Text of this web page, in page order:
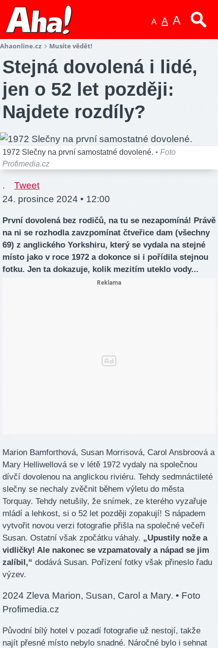
A A A
Ahaonline.cz Musíte vědět!
Stejná dovolená i lidé,
jen o 52 let později:
Najdete rozdíly?
1972 Slečny na první samostatné dovolené. • Foto
Profimedia.cz
.
Tweet
24. prosince 2024 • 12:00
První dovolená bez rodičů, na tu se nezapomíná! Právě
na ni se rozhodla zavzpomínat čtveřice dam (všechny
69) z anglického Yorkshiru, který se vydala na stejné
místo jako v roce 1972 a dokonce si i pořídila stejnou
fotku. Jen ta dokazuje, kolik mezitím uteklo vody...
Marion Bamforthová, Susan Morrisová, Carol Ansbroová a
Mary Helliwellová se v létě 1972 vydaly na společnou
dívčí dovolenou na anglickou riviéru. Tehdy sedmnáctileté
slečny se nechaly zvěčnit během výletu do města
Torquay. Tehdy netušily, že snímek, ze kterého vyzařuje
mládí a lehkost, si o 52 let později zopakují! S nápadem
vytvořit novou verzi fotografie přišla na společné večeři
Susan. Ostatní však zpočátku váhaly. „Upustily nože a
vidličky! Ale nakonec se vzpamatovaly a nápad se jim
zalíbil,“ dodává Susan. Pořízení fotky však přineslo řadu
výzev.
2024 Zleva Marion, Susan, Carol a Mary. • Foto
Profimedia.cz
Původní bílý hotel v pozadí fotografie už nestojí, takže
najít přesné místo nebylo snadné. Náročné bylo i sehnat